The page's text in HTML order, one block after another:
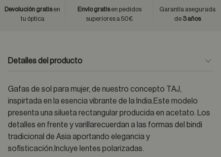
Devolución gratisen
tu óptica
Envío gratisen pedidos
superiores a 50€
Garantía asegurada
de 3 años
Detalles del producto
Gafas de sol para mujer, de nuestro concepto TAJ,
inspirtada en la esencia vibrante de la India.Este modelo
presenta una silueta rectangular producida en acetato. Los
detalles en frente y varillarecuerdan a las formas del bindi
tradicional de Asia aportando elegancia y
sofisticación.Incluye lentes polarizadas.